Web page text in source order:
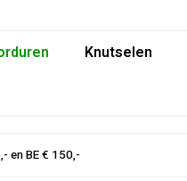
Knutselen
en BE € 150,-